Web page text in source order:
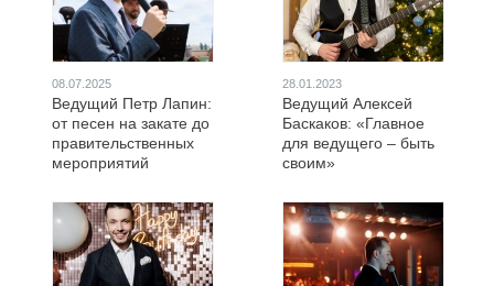
08.07.2025
Ведущий Петр Лапин:
от песен на закате до
правительственных
мероприятий
28.01.2023
Ведущий Алексей
Баскаков: «Главное
для ведущего – быть
своим»